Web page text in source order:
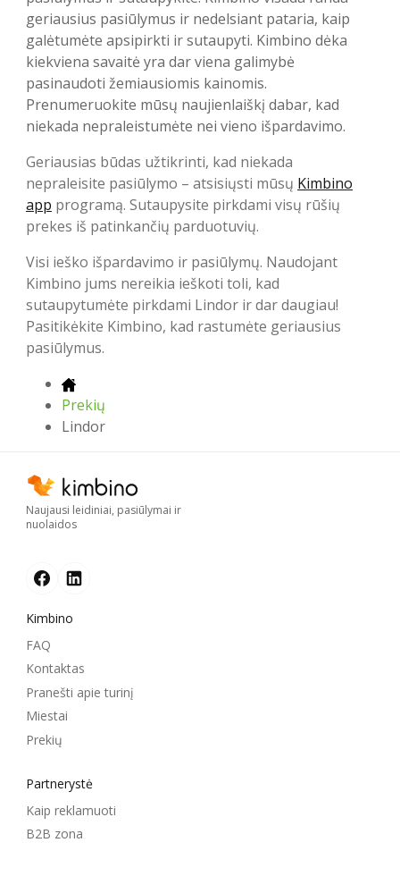
geriausius pasiūlymus ir nedelsiant pataria, kaip
galėtumėte apsipirkti ir sutaupyti. Kimbino dėka
kiekviena savaitė yra dar viena galimybė
pasinaudoti žemiausiomis kainomis.
Prenumeruokite mūsų naujienlaiškį dabar, kad
niekada nepraleistumėte nei vieno išpardavimo.
Geriausias būdas užtikrinti, kad niekada
nepraleisite pasiūlymo – atsisiųsti mūsų Kimbino
app programą. Sutaupysite pirkdami visų rūšių
prekes iš patinkančių parduotuvių.
Visi ieško išpardavimo ir pasiūlymų. Naudojant
Kimbino jums nereikia ieškoti toli, kad
sutaupytumėte pirkdami Lindor ir dar daugiau!
Pasitikėkite Kimbino, kad rastumėte geriausius
pasiūlymus.
Prekių
Lindor
Naujausi leidiniai, pasiūlymai ir
nuolaidos
Kimbino
FAQ
Kontaktas
Pranešti apie turinį
Miestai
Prekių
Partnerystė
Kaip reklamuoti
B2B zona